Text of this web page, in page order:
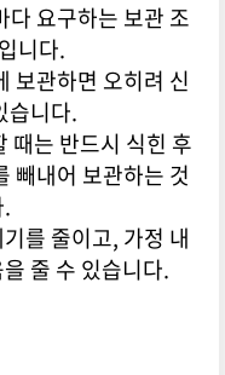
다 요구하는 보관 조
니다.
보관하면 오히려 신
습니다.
때는 반드시 식힌 후
빼내어 보관하는 것
.
를 줄이고, 가정 내
줄 수 있습니다.